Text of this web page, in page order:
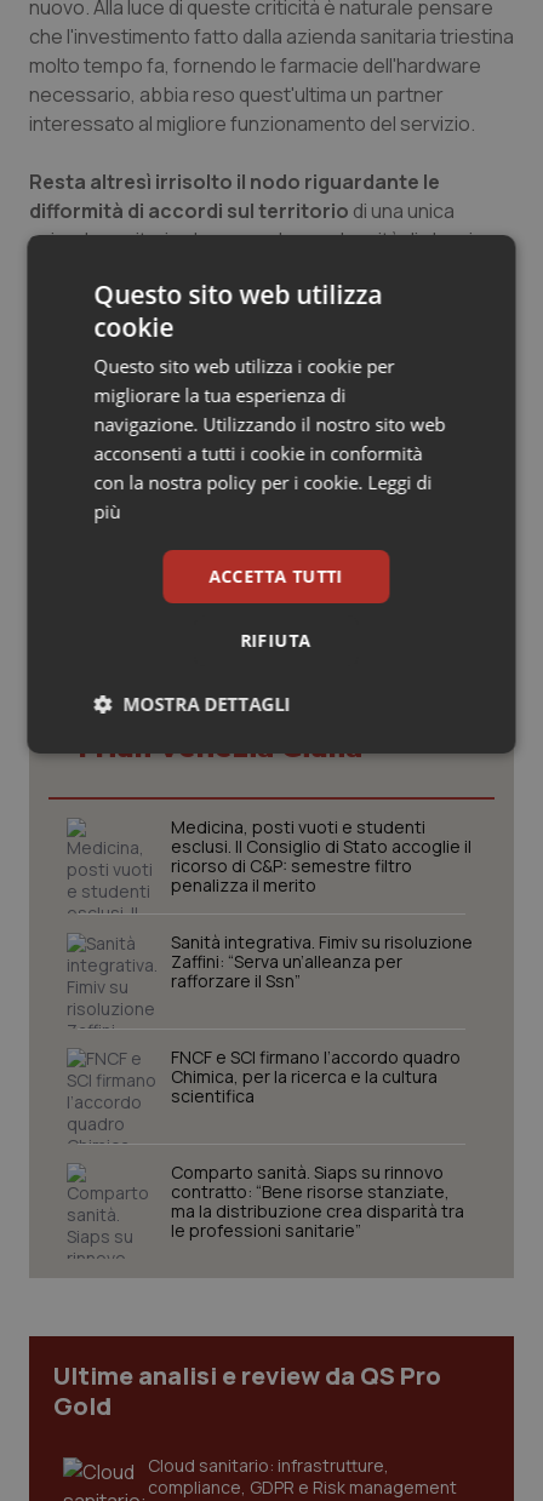
Salute orale & impianti
Sangue & coagulazione
Tumore al seno
Tumore ovarico
Tumori del Polmone & Testa Collo
Tumori gastrointestinali
Ulcera & Reflusso
Vaccini
nuovo. Alla luce di queste criticità è naturale pensare
che l'investimento fatto dalla azienda sanitaria triestina
molto tempo fa, fornendo le farmacie dell'hardware
necessario, abbia reso quest'ultima un partner
interessato al migliore funzionamento del servizio.
Resta altresì irrisolto il nodo riguardante le
difformità di accordi sul territorio di una unica
azienda sanitaria che causa la perplessità di alcuni
servizio.
Endrius Salvalaggio
10 Febbraio 2020
© Riproduzione riservata
Potrebbe interessarti in
Friuli Venezia Giulia
Medicina, posti vuoti e studenti
esclusi. Il Consiglio di Stato accoglie il
ricorso di C&P: semestre filtro
penalizza il merito
Sanità integrativa. Fimiv su risoluzione
Zaffini: “Serva un’alleanza per
rafforzare il Ssn”
FNCF e SCI firmano l’accordo quadro
Chimica, per la ricerca e la cultura
scientifica
Comparto sanità. Siaps su rinnovo
contratto: “Bene risorse stanziate,
ma la distribuzione crea disparità tra
le professioni sanitarie”
Ultime analisi e review da QS Pro
Gold
Cloud sanitario: infrastrutture,
compliance, GDPR e Risk management
Questo sito web utilizza
cookie
Questo sito web utilizza i cookie per
migliorare la tua esperienza di
navigazione. Utilizzando il nostro sito web
acconsenti a tutti i cookie in conformità
con la nostra policy per i cookie. Leggi di
più
ACCETTA TUTTI
RIFIUTA
MOSTRA DETTAGLI
Necessari Statistici Marketing
I cookie necessari contribuiscono a rendere fruibile il
sito web abilitandone funzionalità di base quali la
navigazione sulle pagine e l'accesso alle aree
protette del sito. Il sito web non è in grado di
funzionare correttamente senza questi cookie.
Nome
Fornitore /Dominio
VISITOR_PRIVACY_METADATA